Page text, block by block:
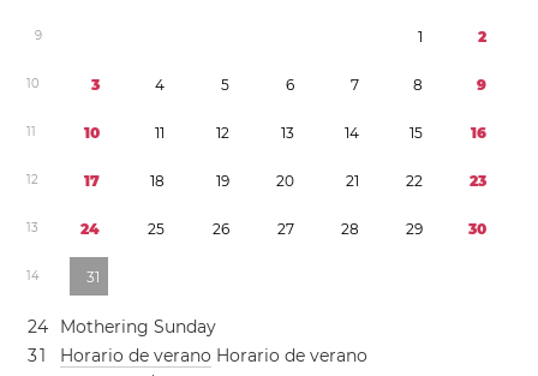
9 1 2
10 3 4 5 6 7 8 9
11 10 11 12 13 14 15 16
12 17 18 19 20 21 22 23
13 24 25 26 27 28 29 30
14 31
24
Mothering Sunday
31 Horario de verano Horario de verano